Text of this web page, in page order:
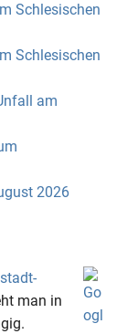
Schlesischen
Schlesischen
am
2026
man in